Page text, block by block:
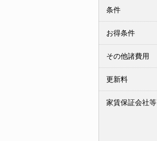
条件
お得条件
その他諸費用
更新料
家賃保証会社等